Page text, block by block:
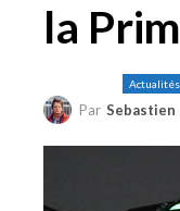
la
Par Sebastien